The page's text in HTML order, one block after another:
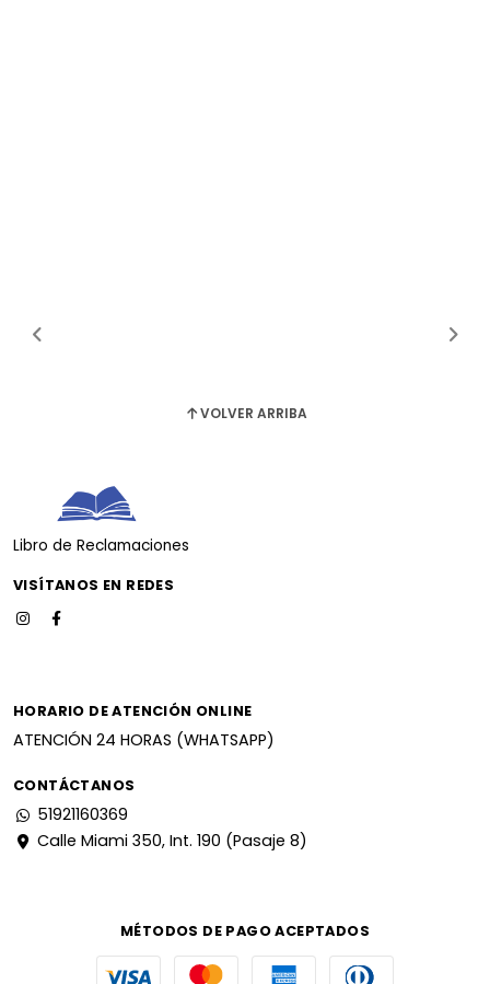
VOLVER ARRIBA
Libro de Reclamaciones
VISÍTANOS EN REDES
HORARIO DE ATENCIÓN ONLINE
ATENCIÓN 24 HORAS (WHATSAPP)
CONTÁCTANOS
51921160369
Calle Miami 350, Int. 190 (Pasaje 8)
MÉTODOS DE PAGO ACEPTADOS